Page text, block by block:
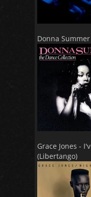
Donna
Grace Jones -
(Libertango)